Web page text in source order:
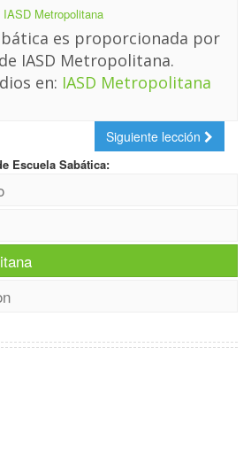
IASD Metropolitana
es proporcionada por
IASD Metropolitana.
en: IASD Metropolitana
Siguiente lección
Escuela Sabática: